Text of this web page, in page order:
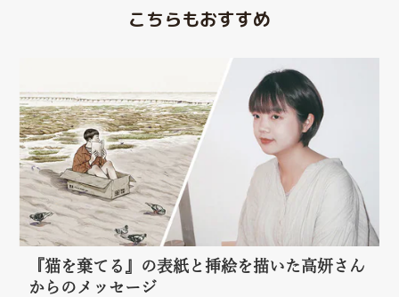
こちらもおすすめ
『猫を棄てる』の表紙と挿絵を描いた高妍さん
からのメッセージ